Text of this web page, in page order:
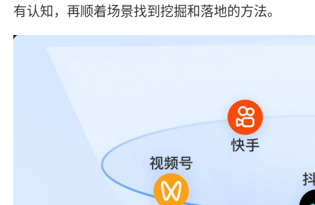
有认知，再顺着场景找到挖掘和落地的方法。